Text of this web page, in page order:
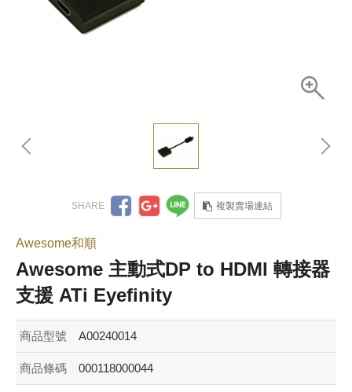
複製賣場連結
Awesome和順
Awesome 主動式DP to HDMI 轉接器
支援 ATi Eyefinity
商品型號 A00240014
商品條碼 000118000044